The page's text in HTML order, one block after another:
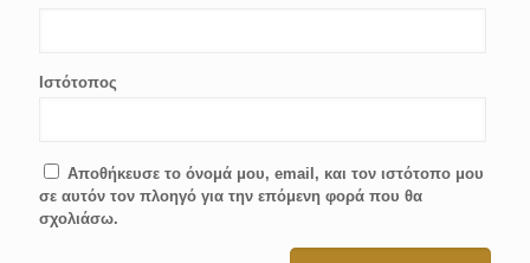
Ιστότοπος
Αποθήκευσε το όνομά μου, email, και τον ιστότοπο μου
σε αυτόν τον πλοηγό για την επόμενη φορά που θα
σχολιάσω.